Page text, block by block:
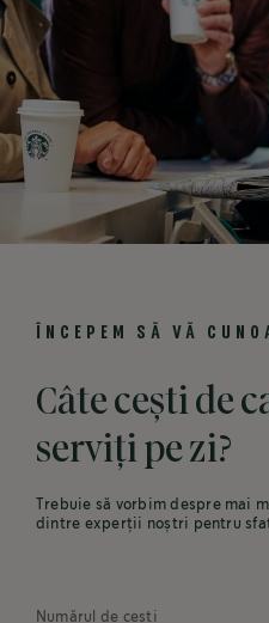
ÎNCEPEM SĂ VĂ
Câte cești de
serviți pe zi?
Trebuie să vorbim despre mai
dintre experții noștri pentru
Numărul de cești